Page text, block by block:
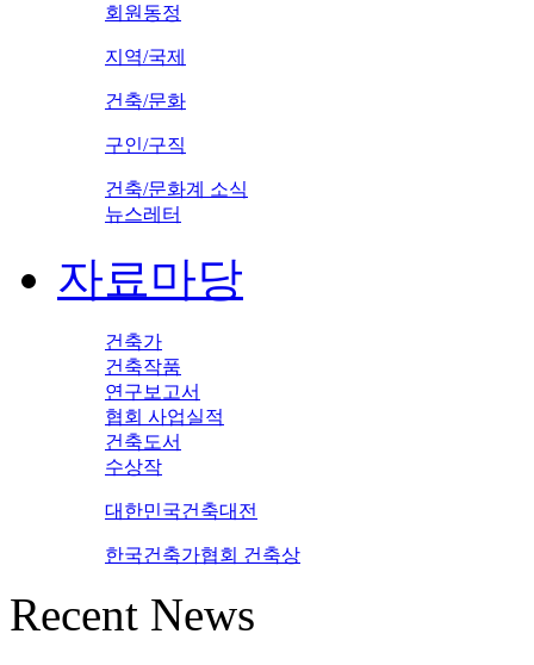
회원동정
지역/국제
건축/문화
구인/구직
건축/문화계 소식
뉴스레터
자료마당
건축가
건축작품
연구보고서
협회 사업실적
건축도서
수상작
대한민국건축대전
한국건축가협회 건축상
Recent News